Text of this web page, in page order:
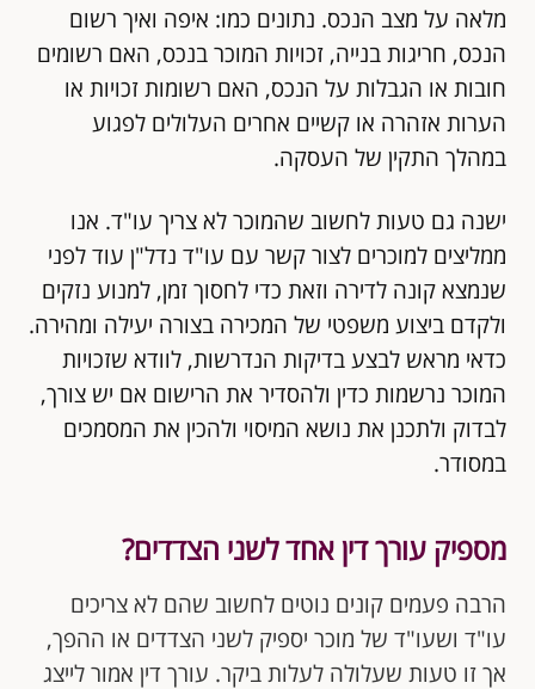
מלאה על מצב הנכס. נתונים כמו: איפה ואיך רשום
הנכס, חריגות בנייה, זכויות המוכר בנכס, האם רשומים
חובות או הגבלות על הנכס, האם רשומות זכויות או
הערות אזהרה או קשיים אחרים העלולים לפגוע
במהלך התקין של העסקה.
ישנה גם טעות לחשוב שהמוכר לא צריך עו"ד. אנו
ממליצים למוכרים לצור קשר עם עו"ד נדל"ן עוד לפני
שנמצא קונה לדירה וזאת כדי לחסוך זמן, למנוע נזקים
ולקדם ביצוע משפטי של המכירה בצורה יעילה ומהירה.
כדאי מראש לבצע בדיקות הנדרשות, לוודא שזכויות
המוכר נרשמות כדין ולהסדיר את הרישום אם יש צורך,
לבדוק ולתכנן את נושא המיסוי ולהכין את המסמכים
במסודר.
מספיק עורך דין אחד לשני הצדדים?
הרבה פעמים קונים נוטים לחשוב שהם לא צריכים
עו"ד ושעו"ד של מוכר יספיק לשני הצדדים או ההפך,
אך זו טעות שעלולה לעלות ביקר. עורך דין אמור לייצג